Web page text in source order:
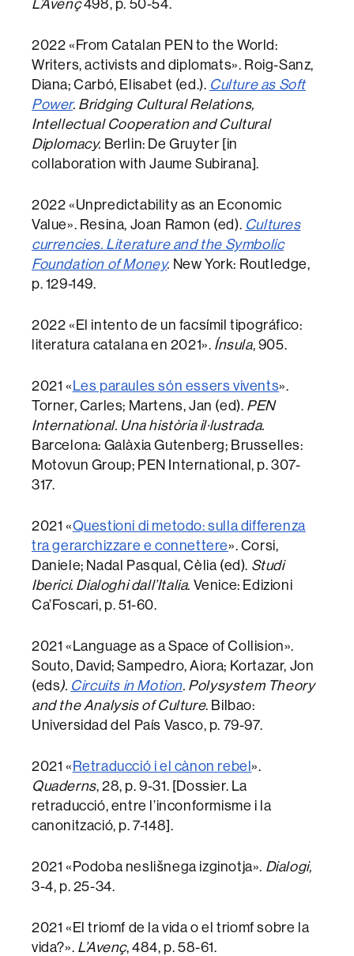
L’Avenç498, p. 50-54.
2022 «From Catalan PEN to the World:
Writers, activists and diplomats». Roig-Sanz,
Diana; Carbó, Elisabet (ed.). Culture as Soft
Power. Bridging Cultural Relations,
Intellectual Cooperation and Cultural
Diplomacy. Berlin: De Gruyter [in
collaboration with Jaume Subirana].
2022 «Unpredictability as an Economic
Value». Resina, Joan Ramon (ed). Cultures
currencies. Literature and the Symbolic
Foundation of Money. New York: Routledge,
p. 129-149.
2022 «El intento de un facsímil tipográfico:
literatura catalana en 2021». Ínsula, 905.
2021 « Les paraules són essers vivents».
Torner, Carles; Martens, Jan (ed). PEN
International. Una història il·lustrada.
Barcelona: Galàxia Gutenberg; Brusselles:
Motovun Group; PEN International, p. 307-
317.
2021 «Questioni di metodo: sulla differenza
tra gerarchizzare e connettere». Corsi,
Daniele; Nadal Pasqual, Cèlia (ed). Studi
Iberici. Dialoghi dall’Italia. Venice: Edizioni
Ca’Foscari, p. 51-60.
2021 «Language as a Space of Collision».
Souto, David; Sampedro, Aiora; Kortazar, Jon
(eds). Circuits in Motion. Polysystem Theory
and the Analysis of Culture. Bilbao:
Universidad del País Vasco, p. 79-97.
2021 « Retraducció i el cànon rebel».
Quaderns, 28, p. 9-31. [Dossier. La
retraducció, entre l’inconformisme i la
canonització, p. 7-148].
2021 «Podoba neslišnega izginotja». Dialogi,
3-4, p. 25-34.
2021 «El triomf de la vida o el triomf sobre la
vida?». L’Avenç, 484, p. 58-61.